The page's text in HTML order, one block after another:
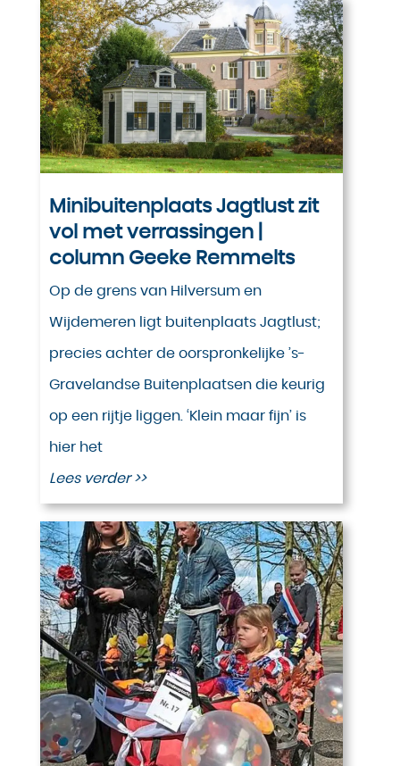
Minibuitenplaats Jagtlust zit
vol met verrassingen |
column Geeke Remmelts
Op de grens van Hilversum en
Wijdemeren ligt buitenplaats Jagtlust;
precies achter de oorspronkelijke ’s-
Gravelandse Buitenplaatsen die keurig
op een rijtje liggen. ‘Klein maar fijn’ is
hier het
Lees verder >>